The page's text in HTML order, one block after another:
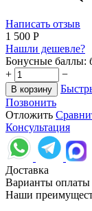
Написать отзыв
1 500 Р
Нашли дешевле?
Бонусные баллы:
+
−
В корзину
Позвонить
Отложить
Консультация
Доставка
Варианты оплаты
Наши